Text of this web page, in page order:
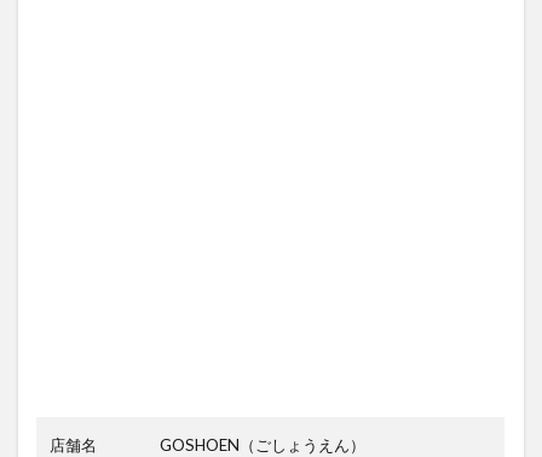
店舗名 GOSHOEN（ごしょうえん）